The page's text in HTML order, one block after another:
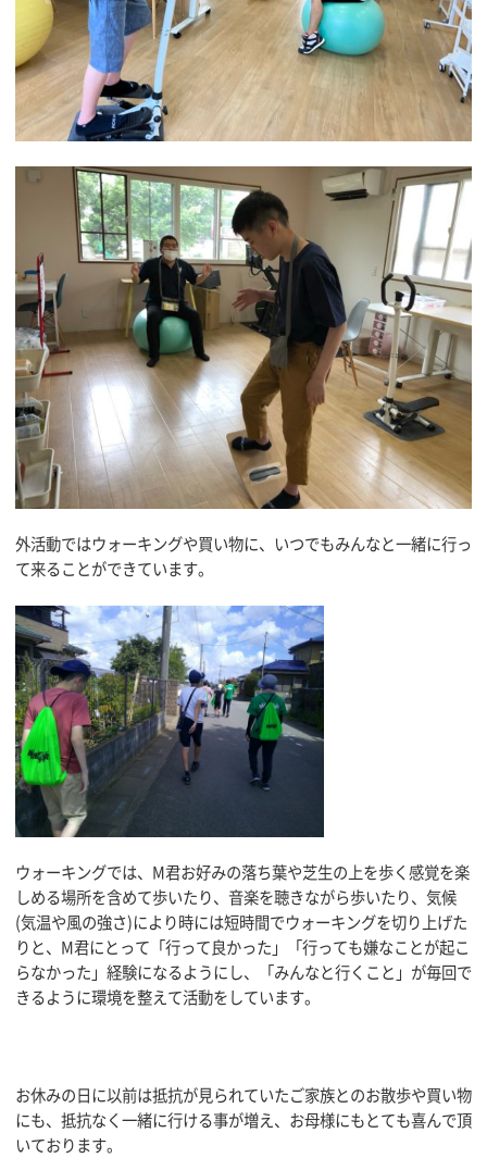
外活動ではウォーキングや買い物に、いつでもみんなと一緒に行っ
て来ることができています。
ウォーキングでは、M君お好みの落ち葉や芝生の上を歩く感覚を楽
しめる場所を含めて歩いたり、音楽を聴きながら歩いたり、気候
(気温や風の強さ)により時には短時間でウォーキングを切り上げた
りと、M君にとって「行って良かった」「行っても嫌なことが起こ
らなかった」経験になるようにし、「みんなと行くこと」が毎回で
きるように環境を整えて活動をしています。
お休みの日に以前は抵抗が見られていたご家族とのお散歩や買い物
にも、抵抗なく一緒に行ける事が増え、お母様にもとても喜んで頂
いております。